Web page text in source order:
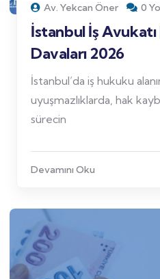
Av. Yekcan Öner 0
İstanbul İş Avukatı
Davaları 2026
İstanbul’da iş hukuku
uyuşmazlıklarda, hak
sürecin
Devamını Oku